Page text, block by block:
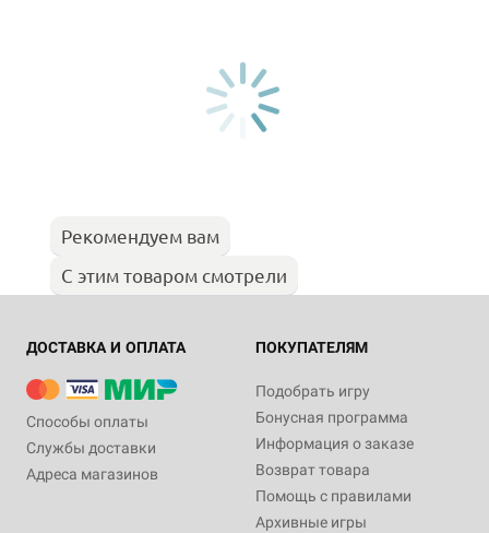
Рекомендуем вам
С этим товаром смотрели
ДОСТАВКА И ОПЛАТА
Способы оплаты
Службы доставки
Адреса магазинов
ПОКУПАТЕЛЯМ
Подобрать игру
Бонусная программа
Информация о заказе
Возврат товара
Помощь с правилами
Архивные игры